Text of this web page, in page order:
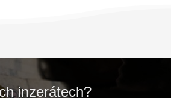
inzerátech?